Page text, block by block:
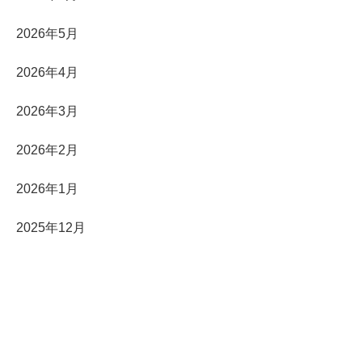
2026年5月
2026年4月
2026年3月
2026年2月
2026年1月
2025年12月